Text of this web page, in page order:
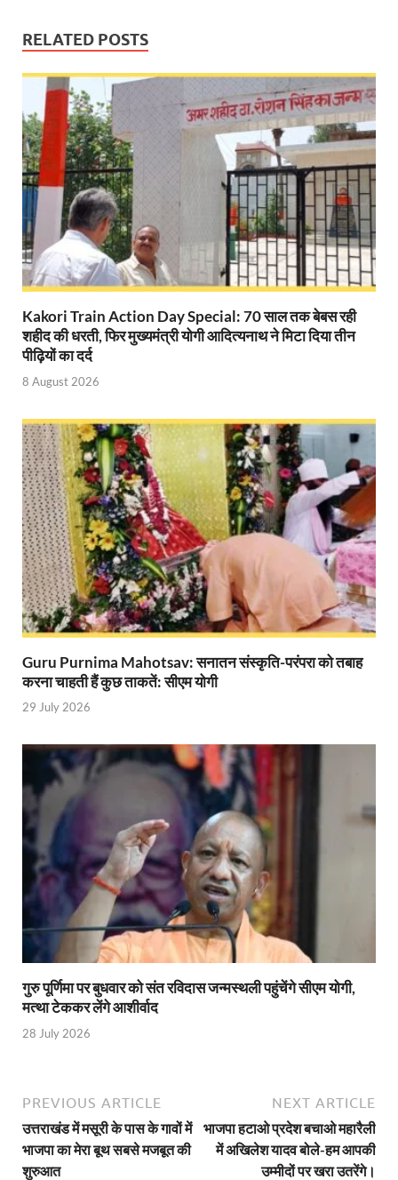
Modern Composite Sleepers: एआई की मदद से ट्रैक
Char Dham Yatra Action Plan: चारधाम यात्रा-
Katra Banihal Special Train: कटरा – बनिहाल के
Aerial Survey: सीएम योगी के निर्देश पर उप मुख्यमंत्री व
Ancient Manuscripts: वैश्विक मंच तक पहुंचेगा भारतीय
Big Blueprint for Bastar: बस्तर के लिए बड़ा ब्लूप्रिंट:
Bhartendu Natya Akadami: मुख्यमंत्री ने देखी ‘आनंद
Women E Rickshaw Pilots: यूपी में तैयार हो रही
Jewar International Airport: यूपी में विकास अब घोषणा
UP Anganwadi: मुख्यमंत्री योगी आदित्यनाथ को
Mandir Cluster Model: पुरा महादेव मंदिर का ‘मंदिर
MMMUT Girls Hostel: एमएमएमयूटी में साइबर फोरेंसिक
Indian Railway Action: भारतीय रेलवे की बड़ी करवाई,
NCBC Chairman: साध्वी निरंजन ज्योति बनी राष्ट्रीय
मिलावटखोरों पर और कसेगा सरकार का शिकंजा
Pateshvari Mata Darshan: मुख्यमंत्री ने किए मां
Holi Mahotsava: CM धामी ने कलश संगीत द्वारा
Chhattisgarh Budget 2026-27: बस्तर के विकास का
First Cabinet Meeting In Seva Tirth: भारत की
Gomati River: गोमती को स्वच्छ बनाने के लिए आज जुटेंगे
Railway Appointment Update: राजेश कुमार पांडे ने
Shri Krishna Jaman bhumi: श्रीकृष्ण जन्मभूमि के
आईएसबीटी-मसूरी डायवर्जन कॉरिडोर का स्थलीय निरीक्षण
Bullet Train Project: मुंबई-अहमदाबाद बुलेट ट्रेन
Vande Bharat Express Train: वंदे भारत जैसी सेमी-
RELATED POSTS
Kakori Train Action Day Special: 70 साल तक बेबस रही
शहीद की धरती, फिर मुख्यमंत्री योगी आदित्यनाथ ने मिटा दिया तीन
पीढ़ियों का दर्द
8 August 2026
Guru Purnima Mahotsav: सनातन संस्कृति-परंपरा को तबाह
करना चाहती हैं कुछ ताकतें: सीएम योगी
29 July 2026
गुरु पूर्णिमा पर बुधवार को संत रविदास जन्मस्थली पहुंचेंगे सीएम योगी,
मत्था टेककर लेंगे आशीर्वाद
28 July 2026
PREVIOUS ARTICLE
उत्तराखंड में मसूरी के पास के गावों में
भाजपा का मेरा बूथ सबसे मजबूत की
शुरुआत
NEXT ARTICLE
भाजपा हटाओ प्रदेश बचाओ महारैली
में अखिलेश यादव बोले-हम आपकी
उम्मीदों पर खरा उतरेंगे।